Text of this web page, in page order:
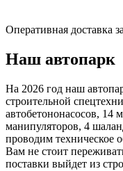
Оперативная доставка
Наш автопарк
На 2026 год наш
строительной
автобетононасосов, 14
манипуляторов, 4
проводим техническое
Вам не стоит
поставки выйдет из